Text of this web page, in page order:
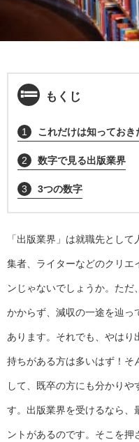
もくじ
1 これだけは知ってお
2 数字で見る出版業界
3 3つの数字
「出版業界」は就職先とし
集者、ライターなどのクリエ
ンじゃないでしょうか。た
かからず、減収の一途を辿っ
あります。それでも、やは
持ちがある方は多いはず！そ
して、既卒の方にも分かり
す。出版業界を受けるなら、
ントがあるのです。そこを押